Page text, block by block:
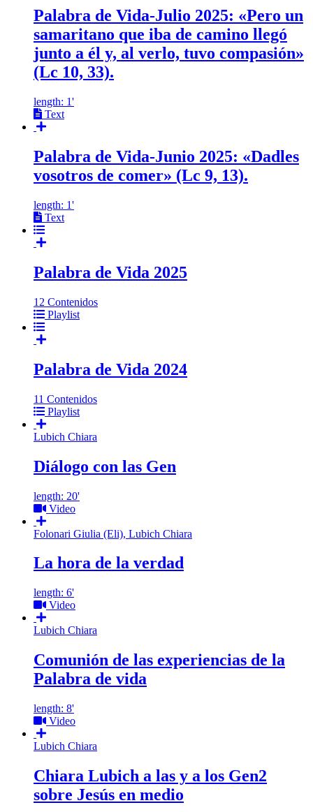
Palabra de Vida-Julio 2025: «Pero un
samaritano que iba de camino llegó
junto a él y, al verlo, tuvo compasión»
(Lc 10, 33).
length: 1'
Text
Palabra de Vida-Junio 2025: «Dadles
vosotros de comer» (Lc 9, 13).
length: 1'
Text
Palabra de Vida 2025
12 Contenidos
Playlist
Palabra de Vida 2024
11 Contenidos
Playlist
Lubich Chiara
Diálogo con las Gen
length: 20'
Video
Folonari Giulia (Eli), Lubich Chiara
La hora de la verdad
length: 6'
Video
Lubich Chiara
Comunión de las experiencias de la
Palabra de vida
length: 8'
Video
Lubich Chiara
Chiara Lubich a las y a los Gen2
sobre Jesús en medio